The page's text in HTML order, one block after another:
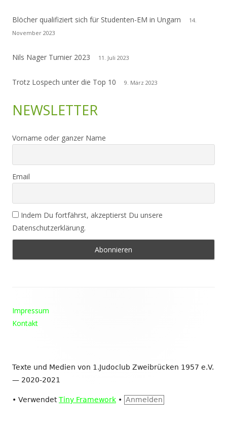
Blöcher qualifiziert sich für Studenten-EM in Ungarn
14.
November 2023
Nils Nager Turnier 2023 11. Juli 2023
Trotz Lospech unter die Top 10 9. März 2023
NEWSLETTER
Vorname oder ganzer Name
Email
Indem Du fortfährst, akzeptierst Du unsere
Datenschutzerklärung.
Inhalt
Impressum
Kontakt
Texte und Medien von 1.Judoclub Zweibrücken 1957 e.V.
— 2020-2021
• VerwendetTiny Framework • Anmelden